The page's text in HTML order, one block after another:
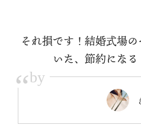
それ損です！結婚式場
いた、節約になる
“by